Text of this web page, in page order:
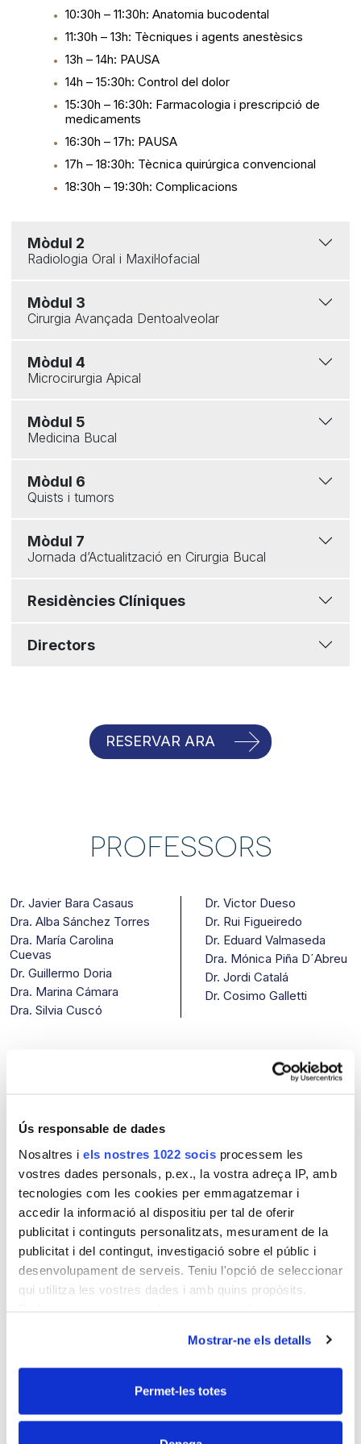
Ús responsable de dades
Nosaltres i els nostres 1022 socis processem les
vostres dades personals, p.ex., la vostra adreça IP, amb
tecnologies com les cookies per emmagatzemar i
accedir la informació al dispositiu per tal de oferir
publicitat i continguts personalitzats, mesurament de la
publicitat i del contingut, investigació sobre el públic i
desenvolupament de serveis. Teniu l'opció de seleccionar
qui utilitza les vostres dades i amb quins propòsits.
Si hi doneu el vostre consentiment, també voldrem:
Mostrar-ne els detalls
Permet-les totes
10:30h – 11:30h: Anatomia bucodental
11:30h – 13h: Tècniques i agents anestèsics
13h – 14h: PAUSA
14h – 15:30h: Control del dolor
15:30h – 16:30h: Farmacologia i prescripció de
medicaments
16:30h – 17h: PAUSA
17h – 18:30h: Tècnica quirúrgica convencional
18:30h – 19:30h: Complicacions
Mòdul 2
Radiologia Oral i Maxil·lofacial
Mòdul 3
Cirurgia Avançada Dentoalveolar
Mòdul 4
Microcirurgia Apical
Mòdul 5
Medicina Bucal
Mòdul 6
Quists i tumors
Mòdul 7
Jornada d’Actualització en Cirurgia Bucal
Residències Clíniques
Directors
RESERVAR ARA
Professors
Dr. Javier Bara Casaus
Dra. Alba Sánchez Torres
Dra. María Carolina
Cuevas
Dr. Guillermo Doria
Dra. Marina Cámara
Dra. Silvia Cuscó
Dr. Victor Dueso
Dr. Rui Figueiredo
Dr. Eduard Valmaseda
Dra. Mónica Piña D´Abreu
Dr. Jordi Catalá
Dr. Cosimo Galletti
formación